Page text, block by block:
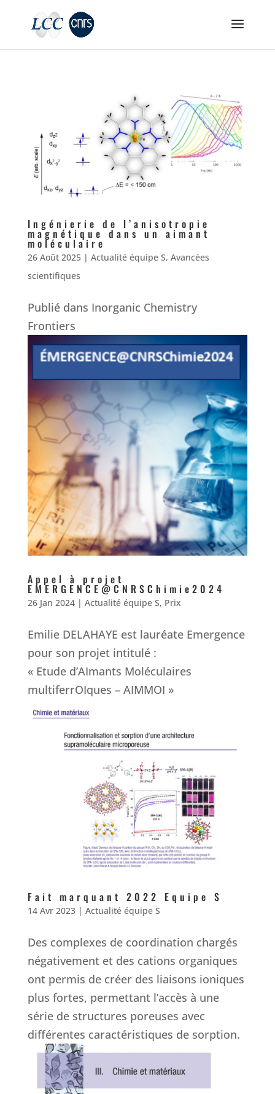
Ingénierie de l’anisotropie
magnétique dans un aimant
moléculaire
26 Août 2025| Actualité équipe S, Avancées
scientifiques
Publié dans Inorganic Chemistry
Frontiers
Appel à projet
EMERGENCE@CNRSChimie2024
26 Jan 2024| Actualité équipe S, Prix
Emilie DELAHAYE est lauréate Emergence
pour son projet intitulé :
« Etude d’AImants Moléculaires
multiferrOIques – AIMMOI »
Fait marquant 2022 Equipe S
14 Avr 2023| Actualité équipe S
Des complexes de coordination chargés
négativement et des cations organiques
ont permis de créer des liaisons ioniques
plus fortes, permettant l’accès à une
série de structures poreuses avec
différentes caractéristiques de sorption.